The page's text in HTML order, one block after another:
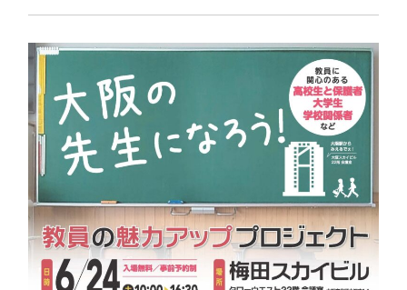
企業・一般の方 WebClass
WEBパンフレット